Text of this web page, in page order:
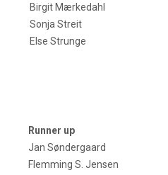
Birgit Mærkedahl
Sonja Streit
Else Strunge
Runner up
Jan Søndergaard
Flemming S. Jensen